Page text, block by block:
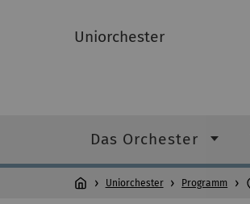
Uniorchester
Das Orchester
Uniorchester Programm